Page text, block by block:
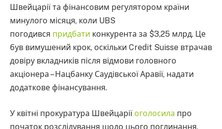
Швейцарії та фінансовим регулятором країни
минулого місяця, коли UBS
погодився придбати конкурента за $3,25 млрд. Це
був вимушений крок, оскільки Credit Suisse втрачав
довіру вкладників після відмови головного
акціонера – Нацбанку Саудівської Аравії, надати
додаткове фінансування.
У квітні прокуратура Швейцарії оголосила про
початок розслідування щодо цього поглинання.